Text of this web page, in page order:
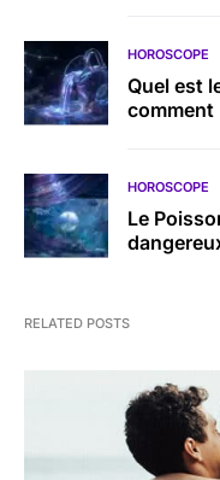
HOROSCOPE
Quel est
comment
HOROSCOPE
Le
RELATED POSTS